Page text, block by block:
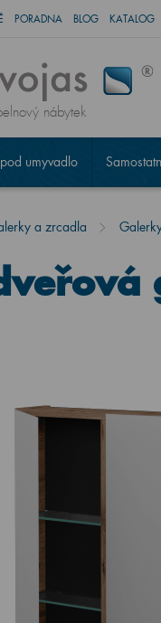
PORADNA BLOG KATALOG
nábytek
umyvadlo
a zrcadla